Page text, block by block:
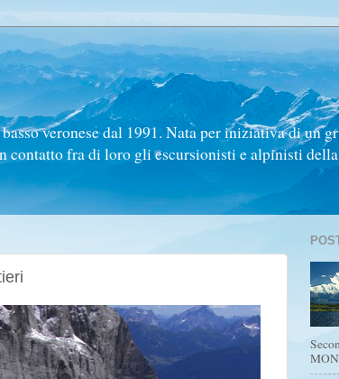
veronese dal 1991. Nata per iniziativa di un
contatto fra di loro gli escursionisti e alpinisti